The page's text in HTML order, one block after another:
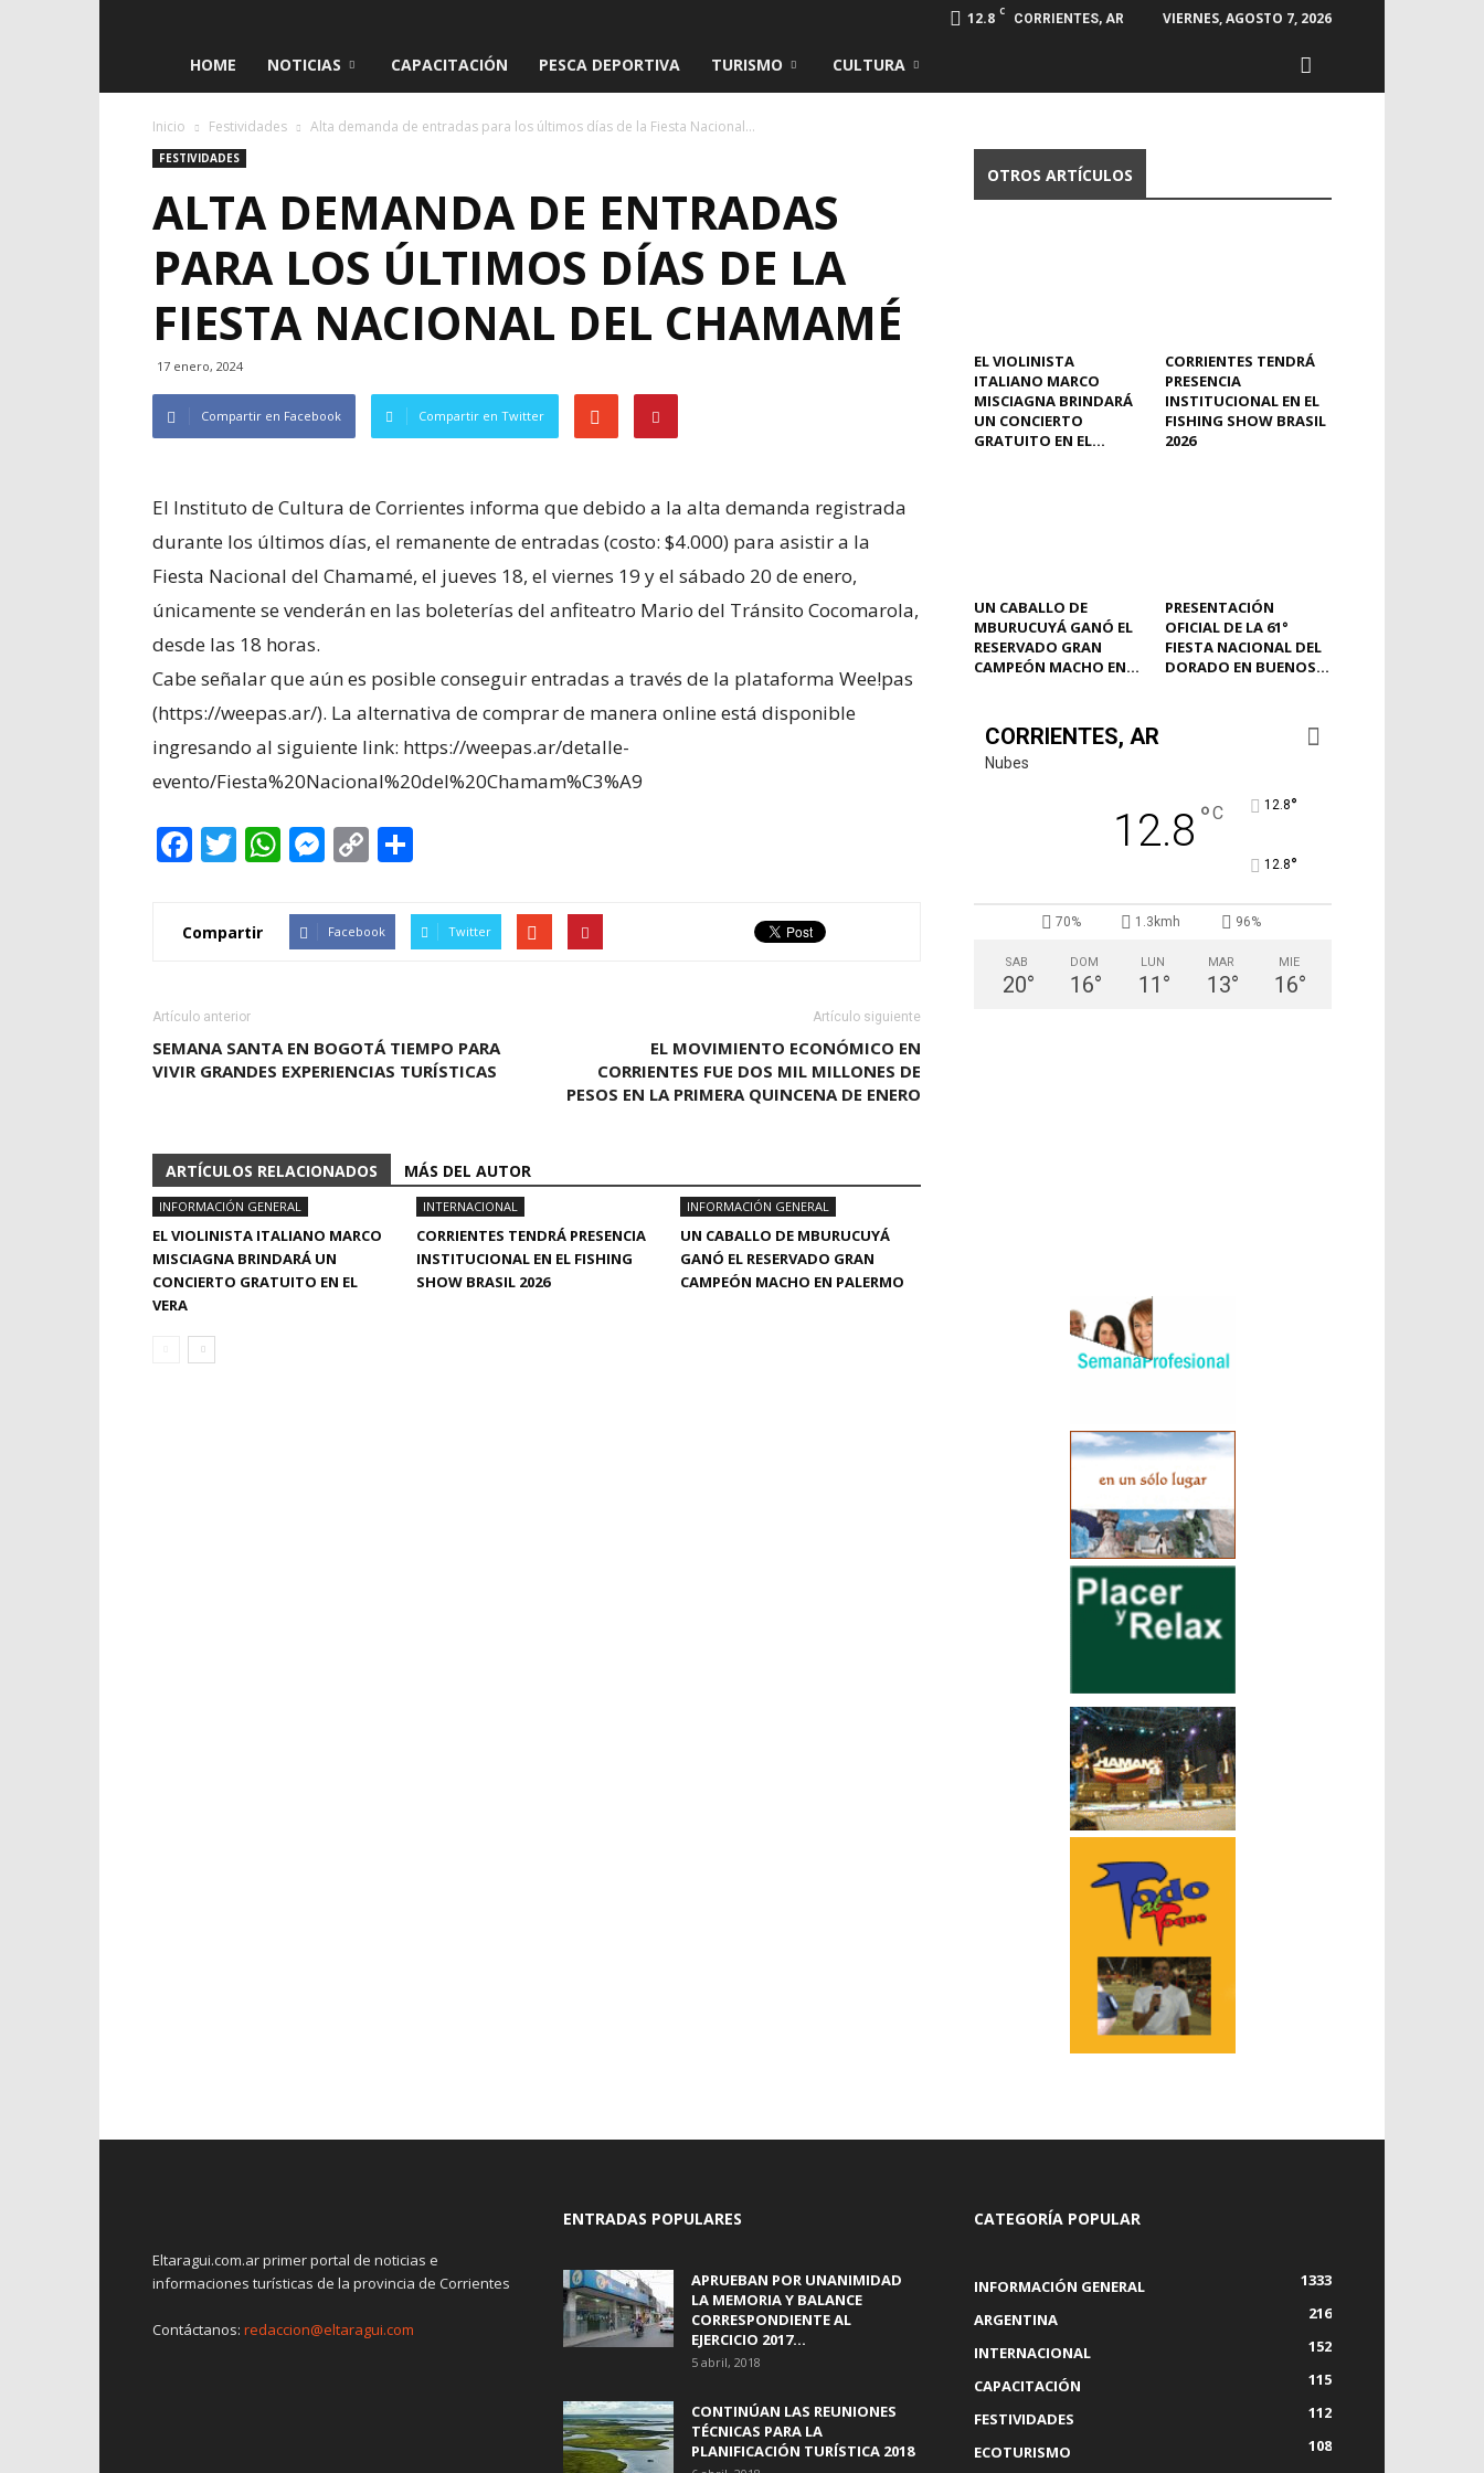
12.8 C
CORRIENTES, AR VIERNES, AGOSTO 7, 2026
Taragüí
HOME NOTICIAS CAPACITACIÓN PESCA DEPORTIVA TURISMO CULTURA
Inicio Festividades Alta demanda de entradas para los últimos días de la Fiesta Nacional...
FESTIVIDADES
ALTA DEMANDA DE ENTRADAS
PARA LOS ÚLTIMOS DÍAS DE LA
FIESTA NACIONAL DEL CHAMAMÉ
17 enero, 2024
Compartir en Facebook Compartir en Twitter
El Instituto de Cultura de Corrientes informa que debido a la alta demanda registrada
durante los últimos días, el remanente de entradas (costo: $4.000) para asistir a la
Fiesta Nacional del Chamamé, el jueves 18, el viernes 19 y el sábado 20 de enero,
únicamente se venderán en las boleterías del anfiteatro Mario del Tránsito Cocomarola,
desde las 18 horas.
Cabe señalar que aún es posible conseguir entradas a través de la plataforma Wee!pas
(https://weepas.ar/). La alternativa de comprar de manera online está disponible
ingresando al siguiente link: https://weepas.ar/detalle-
evento/Fiesta%20Nacional%20del%20Chamam%C3%A9
Facebook
Twitter
WhatsApp
Messenger
Copy
Compartir Facebook Twitter
Artículo anterior
SEMANA SANTA EN BOGOTÁ TIEMPO PARA
VIVIR GRANDES EXPERIENCIAS TURÍSTICAS
Artículo siguiente
EL MOVIMIENTO ECONÓMICO EN
CORRIENTES FUE DOS MIL MILLONES DE
PESOS EN LA PRIMERA QUINCENA DE ENERO
ARTÍCULOS RELACIONADOS MÁS DEL AUTOR
INFORMACIÓN GENERAL
EL VIOLINISTA ITALIANO MARCO
MISCIAGNA BRINDARÁ UN
CONCIERTO GRATUITO EN EL
VERA
INTERNACIONAL
CORRIENTES TENDRÁ PRESENCIA
INSTITUCIONAL EN EL FISHING
SHOW BRASIL 2026
INFORMACIÓN GENERAL
UN CABALLO DE MBURUCUYÁ
GANÓ EL RESERVADO GRAN
CAMPEÓN MACHO EN PALERMO
OTROS ARTÍCULOS
EL VIOLINISTA
ITALIANO MARCO
MISCIAGNA BRINDARÁ
UN CONCIERTO
GRATUITO EN EL...
CORRIENTES TENDRÁ
PRESENCIA
INSTITUCIONAL EN EL
FISHING SHOW BRASIL
2026
UN CABALLO DE
MBURUCUYÁ GANÓ EL
RESERVADO GRAN
CAMPEÓN MACHO EN...
PRESENTACIÓN
OFICIAL DE LA 61°
FIESTA NACIONAL DEL
DORADO EN BUENOS...
CORRIENTES, AR
Nubes
12.8 °C 12.8°
12.8°
70% 1.3kmh 96%
SAB
20°
DOM
16°
LUN
11 °
MAR
13°
MIE
16°
Eltaragui.com.ar primer portal de noticias e
informaciones turísticas de la provincia de Corrientes
Contáctanos: redaccion@eltaragui.com
ENTRADAS POPULARES
APRUEBAN POR UNANIMIDAD
LA MEMORIA Y BALANCE
CORRESPONDIENTE AL
EJERCICIO 2017...
5 abril, 2018
CONTINÚAN LAS REUNIONES
TÉCNICAS PARA LA
PLANIFICACIÓN TURÍSTICA 2018
CATEGORÍA POPULAR
INFORMACIÓN GENERAL
1333
ARGENTINA
216
INTERNACIONAL
152
CAPACITACIÓN
115
FESTIVIDADES
112
ECOTURISMO
108